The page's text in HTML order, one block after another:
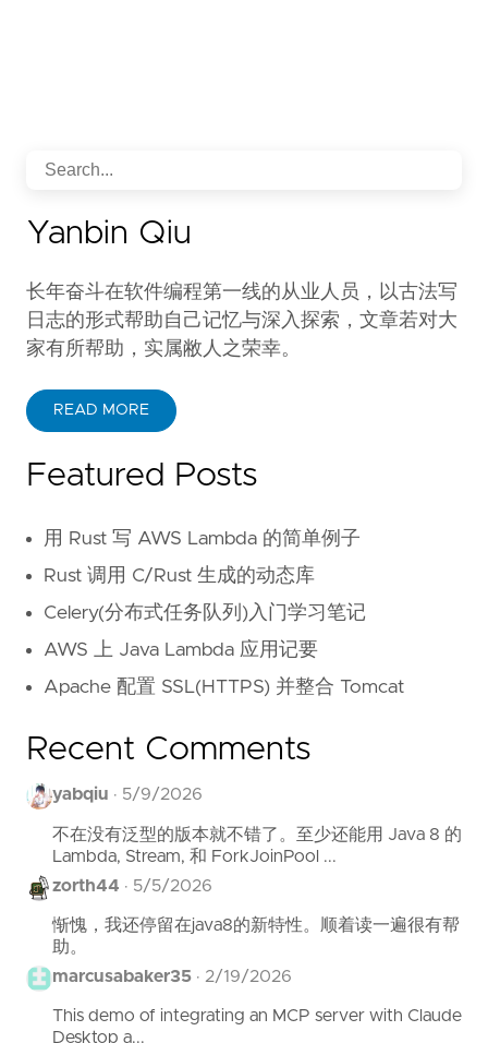
Yanbin Qiu
长年奋斗在软件编程第一线的从业人员，以古法写
日志的形式帮助自己记忆与深入探索，文章若对大
家有所帮助，实属敝人之荣幸。
READ MORE
Featured Posts
用 Rust 写 AWS Lambda 的简单例子
Rust 调用 C/Rust 生成的动态库
Celery(分布式任务队列)入门学习笔记
AWS 上 Java Lambda 应用记要
Apache 配置 SSL(HTTPS) 并整合 Tomcat
Recent Comments
yabqiu · 5/9/2026
不在没有泛型的版本就不错了。至少还能用 Java 8 的
Lambda, Stream, 和 ForkJoinPool ...
zorth44 · 5/5/2026
惭愧，我还停留在java8的新特性。顺着读一遍很有帮
助。
marcusabaker35 · 2/19/2026
This demo of integrating an MCP server with Claude
Desktop a...